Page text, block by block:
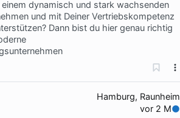
dynamisch und stark wachsenden
und mit Deiner Vertriebskompetenz
Dann bist du hier genau richtig
Hamburg, Raunheim
vor 2 M